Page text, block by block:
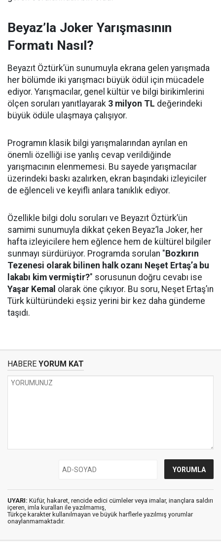
Beyaz’la Joker Yarışmasının
Formatı Nasıl?
Beyazıt Öztürk’ün sunumuyla ekrana gelen yarışmada
her bölümde iki yarışmacı büyük ödül için mücadele
ediyor. Yarışmacılar, genel kültür ve bilgi birikimlerini
ölçen soruları yanıtlayarak 3 milyon TL değerindeki
büyük ödüle ulaşmaya çalışıyor.
Programın klasik bilgi yarışmalarından ayrılan en
önemli özelliği ise yanlış cevap verildiğinde
yarışmacının elenmemesi. Bu sayede yarışmacılar
üzerindeki baskı azalırken, ekran başındaki izleyiciler
de eğlenceli ve keyifli anlara tanıklık ediyor.
Özellikle bilgi dolu soruları ve Beyazıt Öztürk’ün
samimi sunumuyla dikkat çeken Beyaz’la Joker, her
hafta izleyicilere hem eğlence hem de kültürel bilgiler
sunmayı sürdürüyor. Programda sorulan " Bozkırın
Tezenesi olarak bilinen halk ozanı Neşet Ertaş’a bu
lakabı kim vermiştir?" sorusunun doğru cevabı ise
Yaşar Kemal olarak öne çıkıyor. Bu soru, Neşet Ertaş’ın
Türk kültüründeki eşsiz yerini bir kez daha gündeme
taşıdı.
HABERE YORUM KAT
UYARI: Küfür, hakaret, rencide edici cümleler veya imalar, inançlara saldırı
içeren, imla kuralları ile yazılmamış,
Türkçe karakter kullanılmayan ve büyük harflerle yazılmış yorumlar
onaylanmamaktadır.